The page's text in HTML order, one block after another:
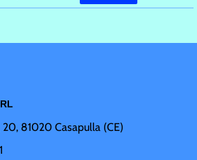
81020 Casapulla (CE)